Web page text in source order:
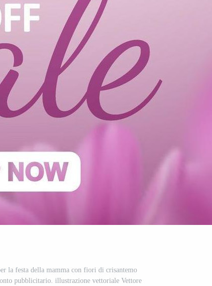
la festa della mamma con fiori di crisantemo
pubblicitario. illustrazione vettoriale Vettore